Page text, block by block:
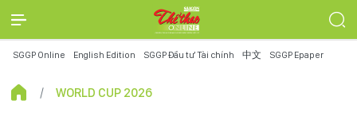
SGGP Online English Edition SGGP Đầu tư Tài chính 中文 SGGP Epaper
WORLD CUP 2026